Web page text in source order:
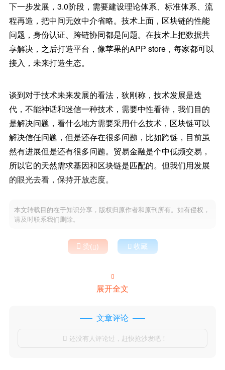
下一步发展，3.0阶段，需要建设理论体系、标准体系、流
程再造，把中间无效中介省略。技术上面，区块链的性能
问题，身份认证、跨链协同都是问题。在技术上把数据共
享解决，之后打造平台，像苹果的APP store，每家都可以
接入，未来打造生态。
谈到对于技术未来发展的看法，狄刚称，技术发展是迭
代，不能神话和迷信一种技术，需要中性看待，我们目的
是解决问题，看什么地方需要采用什么技术，区块链可以
解决信任问题，但是还存在很多问题，比如跨链，目前虽
然有进展但是还有很多问题。贸易金融是个中低频交易，
所以它的天然需求基因和区块链是匹配的。但我们用发展
的眼光去看，保持开放态度。
本文转载目的在于知识分享，版权归原作者和原刊所有。如有侵权，
请及时联系我们删除。
 赞()  收藏

展开全文
文章评论
 还没有人评论过，赶快抢沙发吧！